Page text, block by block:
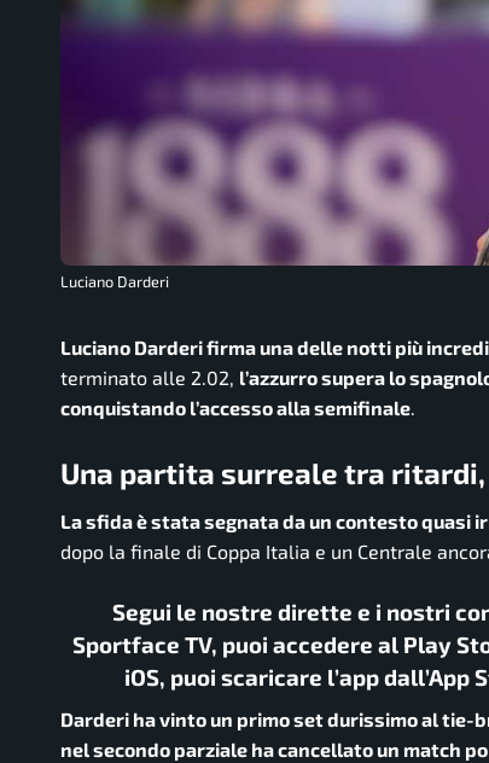
Luciano Darderi
Luciano Darderi firma una delle notti più
terminato alle 2.02, l’azzurro supera lo
conquistando l’accesso alla semifinale.
Una partita surreale tra
La sfida è stata segnata da un contesto quasi
dopo la finale di Coppa Italia e un Centrale
Segui le nostre dirette e i nostri
Sportface TV, puoi accedere al Play
iOS, puoi scaricare l’app dall’App
Darderi ha vinto un primo set durissimo al tie-
nel secondo parziale ha cancellato un match